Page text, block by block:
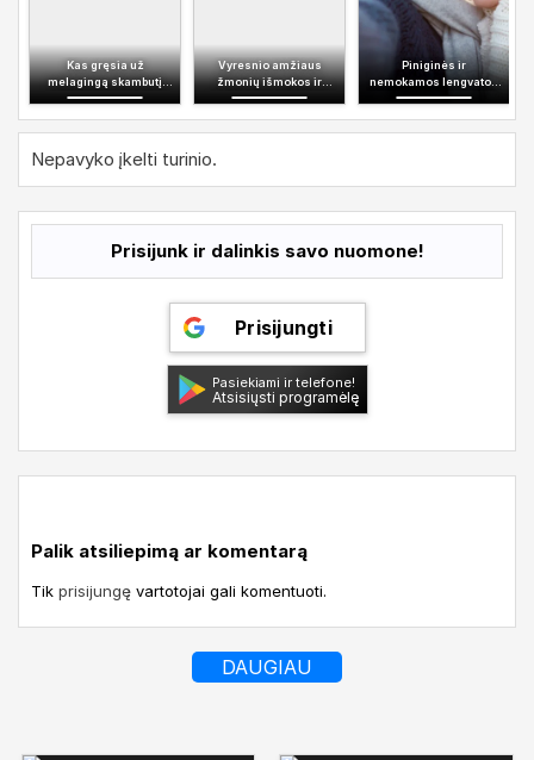
Kas gręsia už
melagingą skambutį
policijai? Baudos ir
netekti
Vyresnio amžiaus
žmonių išmokos ir
nuolaidos – viskas ką
Piniginės ir
nemokamos lengvatos
vyresniems nei 60 metų
Nepavyko įkelti turinio.
Prisijunk ir dalinkis savo nuomone!
Prisijungti
Pasiekiami ir telefone!
Atsisiųsti programėlę
Palik atsiliepimą ar komentarą
Tik prisijungę vartotojai gali komentuoti.
DAUGIAU